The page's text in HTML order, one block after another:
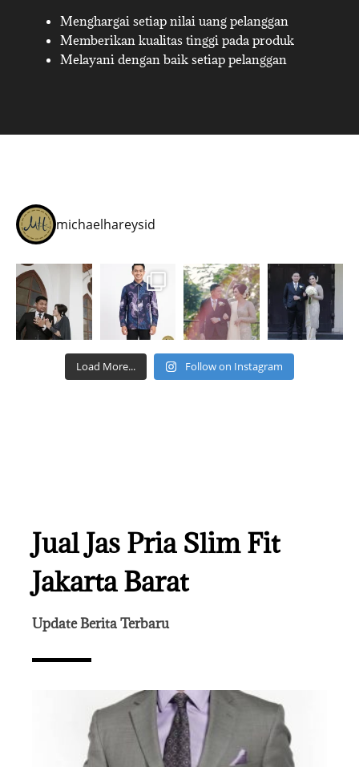
Menghargai setiap nilai uang pelanggan
Memberikan kualitas tinggi pada produk
Melayani dengan baik setiap pelanggan
michaelhareysid
Load More... Follow on Instagram
Jual Jas Pria Slim Fit
Jakarta Barat
Update Berita Terbaru